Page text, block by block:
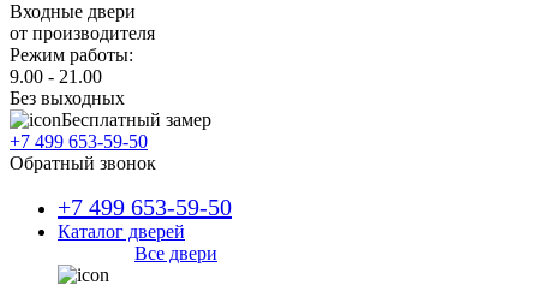
Входные двери
от производителя
Режим работы:
9.00 - 21.00
Без выходных
Бесплатный замер
+7 499 653-59-50
Обратный звонок
+7 499 653-59-50
Каталог дверей
Все двери